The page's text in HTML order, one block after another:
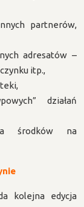
partnerów,
adresatów –
itp.,
działań
środków na
kolejna edycja